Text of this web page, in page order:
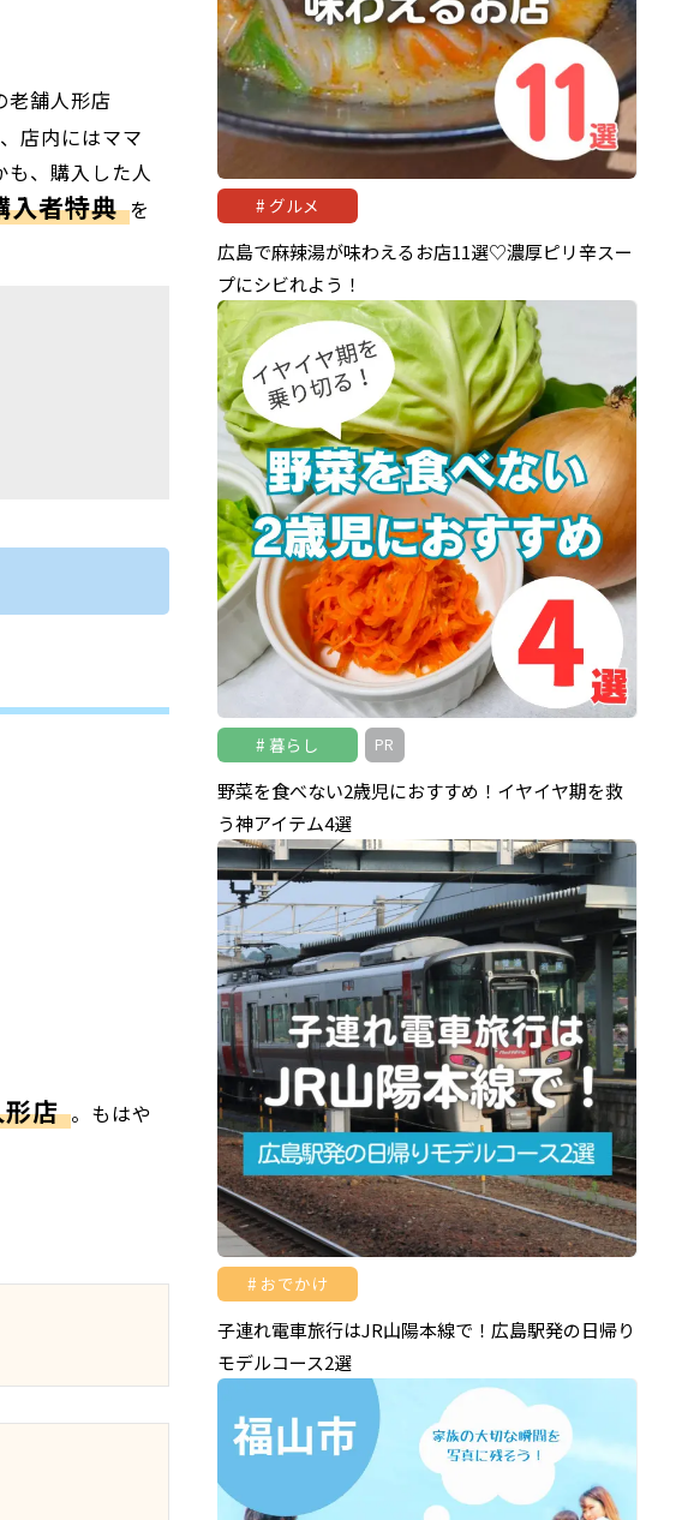
老舗人形店
店内にはママ
、購入した人
入者特典 を
店 。もはや
グルメ
広島で麻辣湯が味わえるお店11選♡濃厚ピリ辛スー
プにシビれよう！
暮らし PR
野菜を食べない2歳児におすすめ！イヤイヤ期を救
う神アイテム4選
おでかけ
子連れ電車旅行はJR山陽本線で！広島駅発の日帰り
モデルコース2選